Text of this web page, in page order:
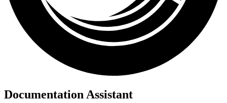
Documentation Assistant